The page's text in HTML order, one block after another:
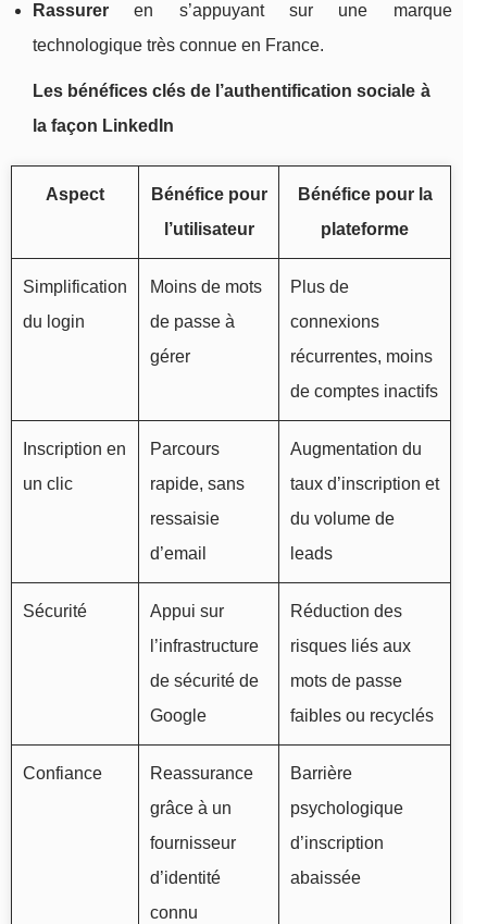
Rassurer en s’appuyant sur une marque
technologique très connue en France.
Les bénéfices clés de l’authentification sociale à
la façon LinkedIn
Aspect
Bénéfice pour
l’utilisateur
Bénéfice pour la
plateforme
Simplification
du login
Moins de mots
de passe à
gérer
Plus de
connexions
récurrentes, moins
de comptes inactifs
Inscription en
un clic
Parcours
rapide, sans
ressaisie
d’email
Augmentation du
taux d’inscription et
du volume de
leads
Sécurité
Appui sur
l’infrastructure
de sécurité de
Google
Réduction des
risques liés aux
mots de passe
faibles ou recyclés
Confiance
Reassurance
grâce à un
fournisseur
d’identité
connu
Barrière
psychologique
d’inscription
abaissée